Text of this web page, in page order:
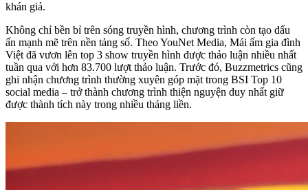
khán giả.
Không chỉ bền bỉ trên sóng truyền hình, chương trình còn tạo dấu
ấn mạnh mẽ trên nền tảng số. Theo YouNet Media, Mái ấm gia đình
Việt đã vươn lên top 3 show truyền hình được thảo luận nhiều nhất
tuần qua với hơn 83.700 lượt thảo luận. Trước đó, Buzzmetrics cũng
ghi nhận chương trình thường xuyên góp mặt trong BSI Top 10
social media – trở thành chương trình thiện nguyện duy nhất giữ
được thành tích này trong nhiều tháng liền.